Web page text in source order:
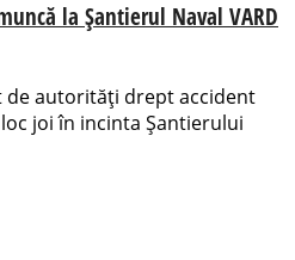
la Șantierul Naval VARD
de autorități drept accident
joi în incinta Șantierului